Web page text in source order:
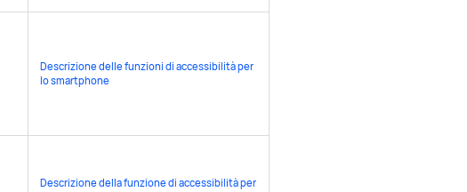
Descrizione delle funzioni di accessibilità per
lo smartphone
Descrizione della funzione di accessibilità per